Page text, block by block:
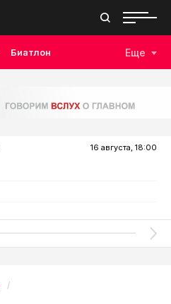
Биатлон Еще
16 августа, 18:00